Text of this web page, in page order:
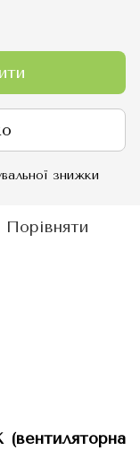
знижки
Порівняти
(вентиляторна